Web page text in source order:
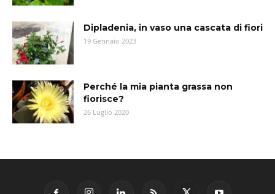
Dipladenia, in vaso una cascata di fiori
19 Gennaio 2023
Perché la mia pianta grassa non
fiorisce?
26 Luglio 2020